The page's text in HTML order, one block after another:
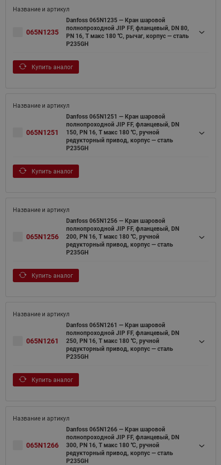
065N1235
Danfoss 065N1235 — Кран шаровой
полнопроходной JIP FF, фланцевый, DN 80,
PN 16, T макс 180 ℃, рычаг, корпус — сталь
P235GH
Купить аналог
065N1251
Danfoss 065N1251 — Кран шаровой
полнопроходной JIP FF, фланцевый, DN
150, PN 16, T макс 180 ℃, ручной
редукторный привод, корпус — сталь
P235GH
Купить аналог
065N1256
Danfoss 065N1256 — Кран шаровой
полнопроходной JIP FF, фланцевый, DN
200, PN 16, T макс 180 ℃, ручной
редукторный привод, корпус — сталь
P235GH
Купить аналог
065N1261
Danfoss 065N1261 — Кран шаровой
полнопроходной JIP FF, фланцевый, DN
250, PN 16, T макс 180 ℃, ручной
редукторный привод, корпус — сталь
P235GH
Купить аналог
065N1266
Danfoss 065N1266 — Кран шаровой
полнопроходной JIP FF, фланцевый, DN
300, PN 16, T макс 180 ℃, ручной
редукторный привод, корпус — сталь
P235GH